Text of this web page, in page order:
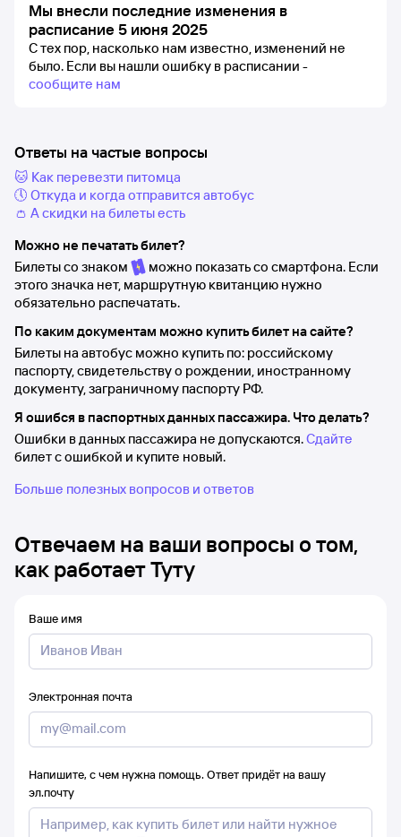
Мы внесли последние изменения в
расписание 5 июня 2025
С тех пор, насколько нам известно, изменений не
было. Если вы нашли ошибку в расписании -
сообщите нам
Ответы на частые вопросы
🐱 Как перевезти питомца
🕔 Откуда и когда отправится автобус
👛 А скидки на билеты есть
Можно не печатать билет?
Билеты со знаком
можно показать со смартфона. Если
этого значка нет, маршрутную квитанцию нужно
обязательно распечатать.
По каким документам можно купить билет на сайте?
Билеты на автобус можно купить по: российскому
паспорту, свидетельству о рождении, иностранному
документу, заграничному паспорту РФ.
Я ошибся в паспортных данных пассажира. Что делать?
Ошибки в данных пассажира не допускаются.Сдайте
билет с ошибкой и купите новый.
Больше полезных вопросов и ответов
Отвечаем на ваши вопросы о том,
как работает Туту
Ваше имя
Электронная почта
Напишите, с чем нужна помощь. Ответ придёт на вашу
эл.почту